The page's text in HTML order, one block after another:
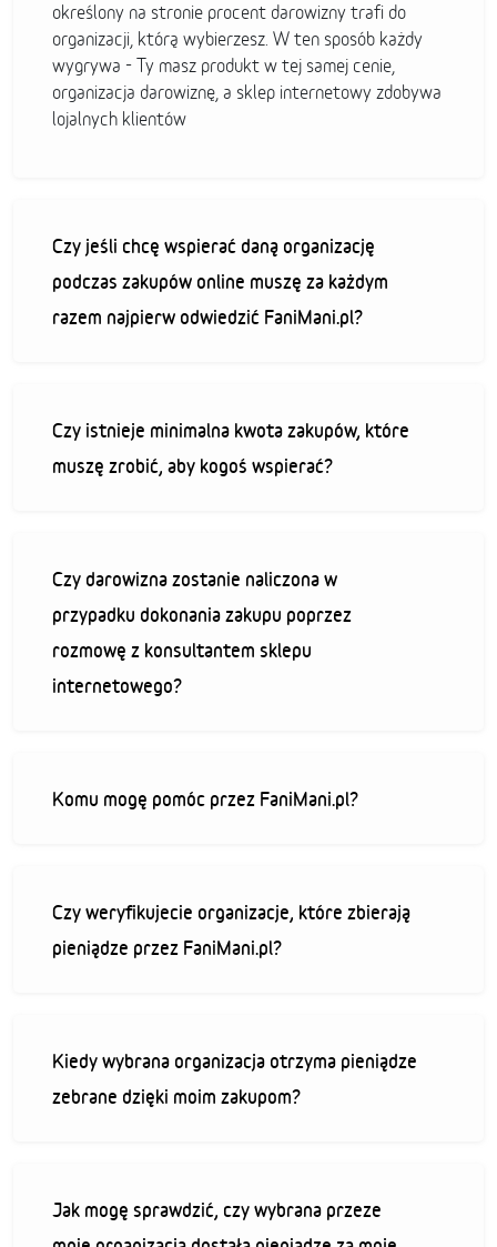
określony na stronie procent darowizny trafi do
organizacji, którą wybierzesz. W ten sposób każdy
wygrywa - Ty masz produkt w tej samej cenie,
organizacja darowiznę, a sklep internetowy zdobywa
lojalnych klientów
Czy jeśli chcę wspierać daną organizację
podczas zakupów online muszę za każdym
razem najpierw odwiedzić FaniMani.pl?
Czy istnieje minimalna kwota zakupów, które
muszę zrobić, aby kogoś wspierać?
Czy darowizna zostanie naliczona w
przypadku dokonania zakupu poprzez
rozmowę z konsultantem sklepu
internetowego?
Komu mogę pomóc przez FaniMani.pl?
Czy weryfikujecie organizacje, które zbierają
pieniądze przez FaniMani.pl?
Kiedy wybrana organizacja otrzyma pieniądze
zebrane dzięki moim zakupom?
Jak mogę sprawdzić, czy wybrana przeze